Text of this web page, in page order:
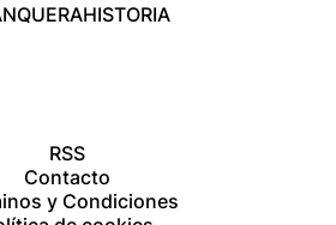
HISTORIA
RSS
Contacto
y Condiciones